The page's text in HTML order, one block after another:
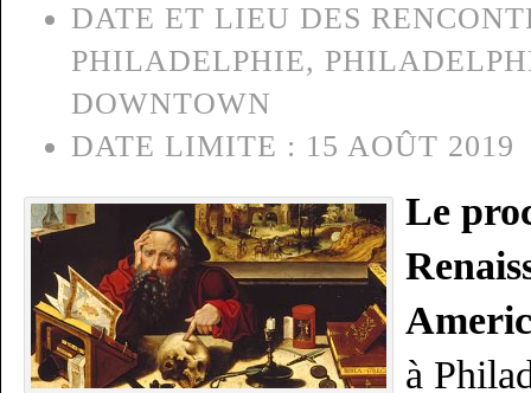
DATE ET LIEU DES
PHILADELPHIE,
DOWNTOWN
DATE LIMITE : 15 AOÛT 2019
Le
à